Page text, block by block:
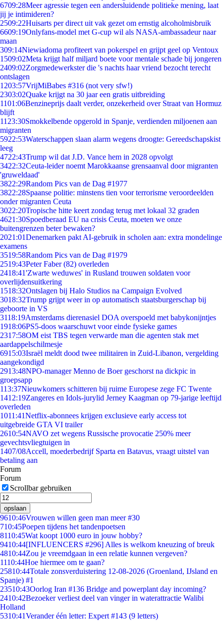
6709:28Meer agressie tegen een andersluidende politieke mening, laat
jij je intimideren?
2509:22Huisarts per direct uit vak gezet om ernstig alcoholmisbruik
6609:19Onlyfans-model met G-cup wil als NASA-ambassadeur naar
maan
309:14Niewiadoma profiteert van pokerspel en grijpt geel op Ventoux
1509:02Meta krijgt half miljard boete voor mentale schade bij jongeren
2409:02Zorgmedewerkster die 's nachts haar vriend bezocht terecht
ontslagen
1203:57VrijMiBabes #316 (not very sfw!)
2303:02Quake krijgt na 30 jaar een gratis uitbreiding
1101:06Benzineprijs daalt verder, onzekerheid over Straat van Hormuz
blijft
11 23:30Smokkelbende opgerold in Spanje, verdienden miljoenen aan
migranten
5922:53Waterschappen slaan alarm wegens droogte: Gereedschapskist
leeg
4722:43Trump wil dat J.D. Vance hem in 2028 opvolgt
3422:32Ceuta-leider noemt Marokkaanse grensaanval door migranten
'gruweldaad'
3822:29Random Pics van de Dag #1977
3822:28Spaanse politie: minstens tien voor terrorisme veroordeelden
onder migranten Ceuta
3022:20Tropische hitte keert zondag terug met lokaal 32 graden
4621:30Spoedberaad EU na crisis Ceuta, moeten we onze
buitengrenzen beter bewaken?
2021:01Denemarken pakt AI-gebruik in scholen aan: extra mondelinge
examens
3519:58Random Pics van de Dag #1979
2519:43Peter Faber (82) overleden
2418:41'Zwarte weduwes' in Rusland trouwen soldaten voor
overlijdensuitkering
1518:32Ontslagen bij Halo Studios na Campaign Evolved
3018:32Trump grijpt weer in op automatisch staatsburgerschap bij
geboorte in VS
3118:19Amsterdams dierenasiel DOA overspoeld met babykonijntjes
1918:06PS5-doos waarschuwt voor einde fysieke games
2317:58OM eist TBS tegen verwarde man die agenten stak met
aardappelschilmesje
6915:03Israël meldt dood twee militairen in Zuid-Libanon, vergelding
aangekondigd
2913:48NPO-manager Menno de Boer geschorst na dickpic in
groepsapp
113:37Nieuwkomers schitteren bij ruime Europese zege FC Twente
1412:19Zangeres en Idols-jurylid Jerney Kaagman op 79-jarige leeftijd
overleden
1011:41Netflix-abonnees krijgen exclusieve early access tot
uitgebreide GTA VI trailer
2610:54NAVO zet wegens Russische provocatie 250% meer
gevechtsvliegtuigen in
1407/08Accell, moederbedrijf Sparta en Batavus, vraagt uitstel van
betaling aan
Forum
Forum
Scrollbar gebruiken
opslaan
9610:46Vrouwen willen geen man meer #30
710:45Poepen tijdens het tandenpoetsen
8110:45Wat koopt 1000 euro in jouw hobby?
9410:44[INFLUENCERS #296] Alles is welkom kneuzing of breuk
4810:44Zou je vreemdgaan in een relatie kunnen vergeven?
1110:44Hoe hiermee om te gaan?
25810:44Totale zonsverduistering 12-08-2026 (Groenland, IJsland en
Spanje) #1
23510:43Oorlog Iran #136 Bridge and powerplant day incoming?
2410:42Bezoeker verliest deel van vinger in waterattractie Walibi
Holland
5310:41Verander één letter: Expert #143 (9 letters)